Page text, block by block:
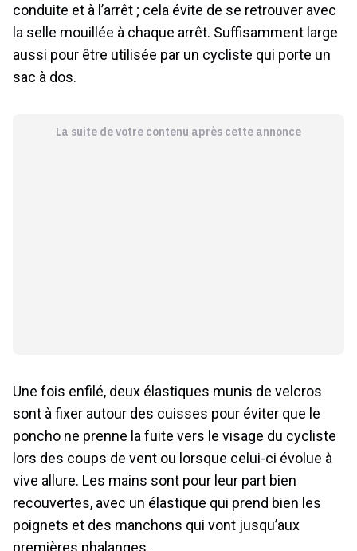
conduite et à l’arrêt ; cela évite de se retrouver avec
la selle mouillée à chaque arrêt. Suffisamment large
aussi pour être utilisée par un cycliste qui porte un
sac à dos.
La suite de votre contenu après cette annonce
Une fois enfilé, deux élastiques munis de velcros
sont à fixer autour des cuisses pour éviter que le
poncho ne prenne la fuite vers le visage du cycliste
lors des coups de vent ou lorsque celui-ci évolue à
vive allure. Les mains sont pour leur part bien
recouvertes, avec un élastique qui prend bien les
poignets et des manchons qui vont jusqu’aux
premières phalanges.